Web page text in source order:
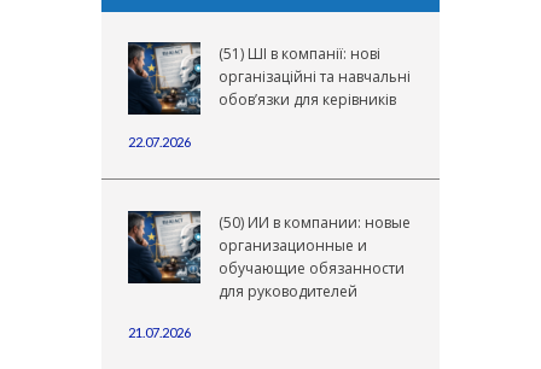
(51) ШІ в компанії: нові
організаційні та навчальні
обов’язки для керівників
22.07.2026
(50) ИИ в компании: новые
организационные и
обучающие обязанности
для руководителей
21.07.2026